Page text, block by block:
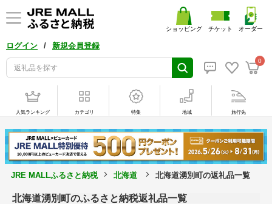
ログイン / 新規会員登録
0
ショッピング チケット オーダー
人気ランキング カテゴリ 特集 地域 旅行先
JRE MALLふるさと納税 北海道 北海道湧別町の返礼品一覧
北海道湧別町のふるさと納税返礼品一覧